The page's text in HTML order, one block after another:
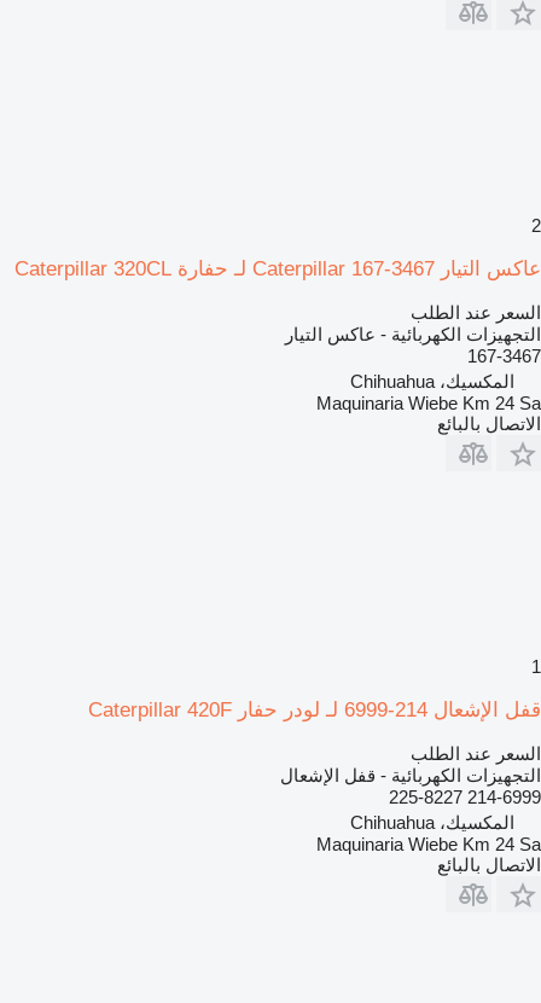
2
عاكس التيار Caterpillar 167-3467 لـ حفارة Caterpillar 320CL
السعر عند الطلب
التجهيزات الكهربائية - عاكس التيار
167-3467
المكسيك، Chihuahua
Maquinaria Wiebe Km 24 Sa
الاتصال بالبائع
1
قفل الإشعال 214-6999 لـ لودر حفار Caterpillar 420F
السعر عند الطلب
التجهيزات الكهربائية - قفل الإشعال
214-6999 225-8227
المكسيك، Chihuahua
Maquinaria Wiebe Km 24 Sa
الاتصال بالبائع